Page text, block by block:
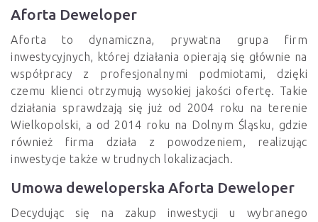
Aforta Deweloper
Aforta to dynamiczna, prywatna grupa firm
inwestycyjnych, której działania opierają się głównie na
współpracy z profesjonalnymi podmiotami, dzięki
czemu klienci otrzymują wysokiej jakości ofertę. Takie
działania sprawdzają się już od 2004 roku na terenie
Wielkopolski, a od 2014 roku na Dolnym Śląsku, gdzie
również firma działa z powodzeniem, realizując
inwestycje także w trudnych lokalizacjach.
Umowa deweloperska Aforta Deweloper
Decydując się na zakup inwestycji u wybranego